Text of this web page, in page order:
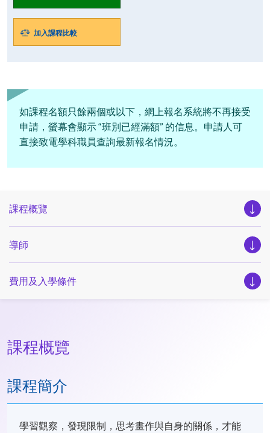
加入課程比較
如課程名額只餘兩個或以下，網上報名系統將不再接受
申請，螢幕會顯示 “班別已經滿額” 的信息。申請人可
直接致電學科職員查詢最新報名情況。
課程概覽
導師
費用及入學條件
課程概覽
課程簡介
學習觀察，發現限制，思考畫作與自身的關係，才能